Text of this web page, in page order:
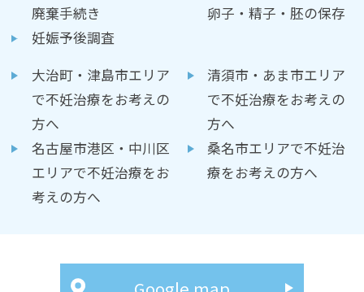
廃棄手続き
卵子・精子・胚の保存
妊娠予後調査
大治町・津島市エリア
で不妊治療をお考えの
方へ
清須市・あま市エリア
で不妊治療をお考えの
方へ
名古屋市港区・中川区
エリアで不妊治療をお
考えの方へ
桑名市エリアで不妊治
療をお考えの方へ